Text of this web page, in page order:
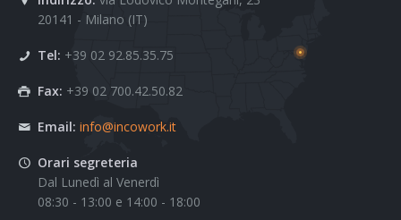
20141 - Milano (IT)
Tel: +39 02 92.85.35.75
Fax: +39 02 700.42.50.82
Email: info@incowork.it
Orari segreteria
Dal Lunedì al Venerdì
08:30 - 13:00 e 14:00 - 18:00